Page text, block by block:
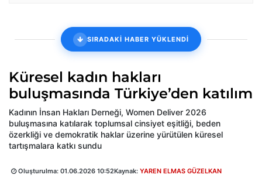
SIRADAKİ HABER YÜKLENDİ
Küresel kadın hakları
buluşmasında Türkiye’den katılım
Kadının İnsan Hakları Derneği, Women Deliver 2026
buluşmasına katılarak toplumsal cinsiyet eşitliği, beden
özerkliği ve demokratik haklar üzerine yürütülen küresel
tartışmalara katkı sundu
Oluşturulma: 01.06.2026 10:52Kaynak: YAREN ELMAS GÜZELKAN